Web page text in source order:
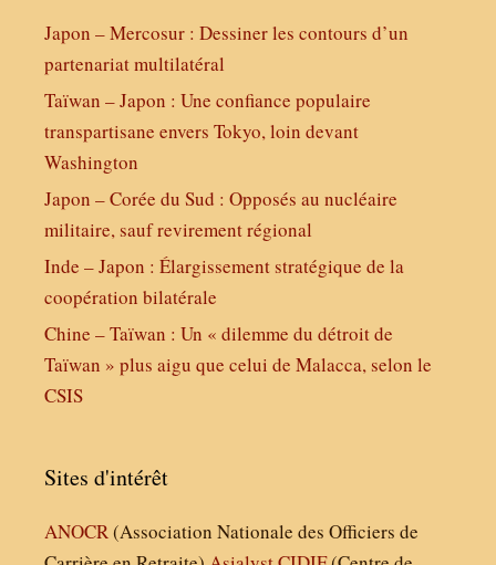
Japon – Mercosur : Dessiner les contours d’un
partenariat multilatéral
Taïwan – Japon : Une confiance populaire
transpartisane envers Tokyo, loin devant
Washington
Japon – Corée du Sud : Opposés au nucléaire
militaire, sauf revirement régional
Inde – Japon : Élargissement stratégique de la
coopération bilatérale
Chine – Taïwan : Un « dilemme du détroit de
Taïwan » plus aigu que celui de Malacca, selon le
CSIS
Sites d'intérêt
ANOCR(Association Nationale des Officiers de